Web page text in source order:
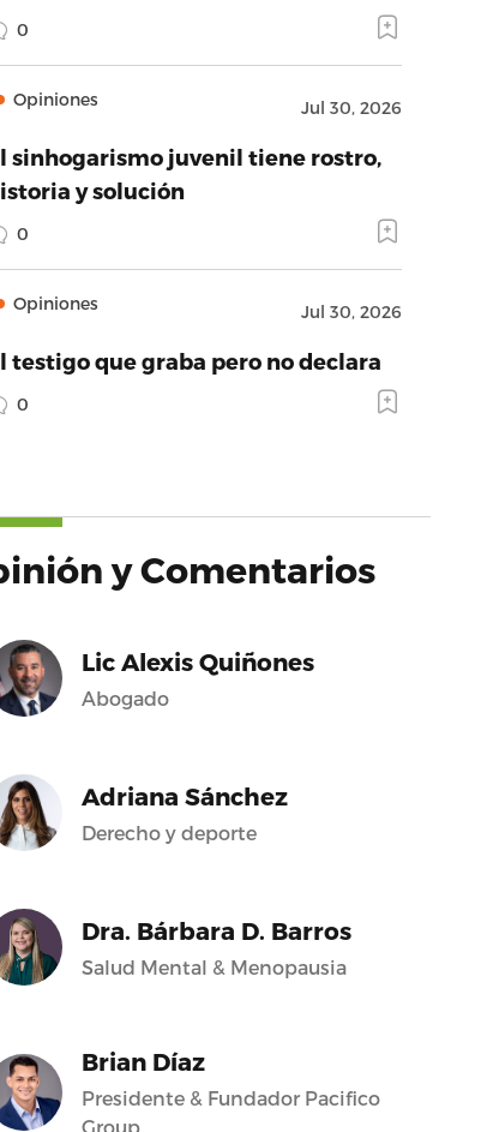
0
Opiniones Jul 30, 2026
sinhogarismo juvenil tiene rostro,
y solución
0
Opiniones Jul 30, 2026
testigo que graba pero no declara
0
y Comentarios
Lic Alexis Quiñones
Abogado
Adriana Sánchez
Derecho y deporte
Dra. Bárbara D. Barros
Salud Mental & Menopausia
Brian Díaz
Presidente & Fundador Pacifico
Group